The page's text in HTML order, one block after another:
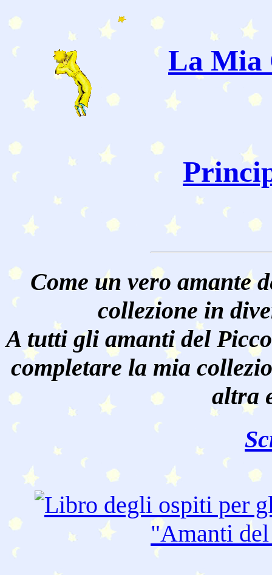
La Mia
Come un vero amante
collezione in
A tutti gli amanti del
completare la mia
altra
"Amanti